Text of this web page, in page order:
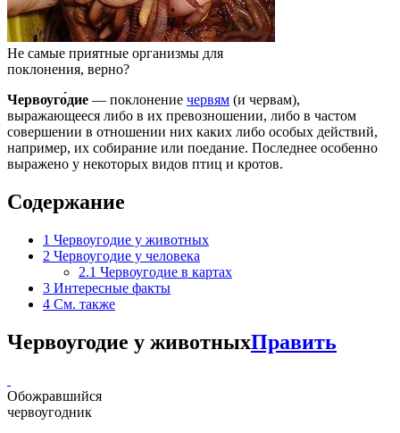
Не самые приятные организмы для
поклонения, верно?
Червоуго́дие — поклонение червям (и червам),
выражающееся либо в их превозношении, либо в частом
совершении в отношении них каких либо особых действий,
например, их собирание или поедание. Последнее особенно
выражено у некоторых видов птиц и кротов.
Содержание
1 Червоугодие у животных
2 Червоугодие у человека
2.1 Червоугодие в картах
3 Интересные факты
4 См. также
Червоугодие у животныхПравить
Обожравшийся
червоугодник